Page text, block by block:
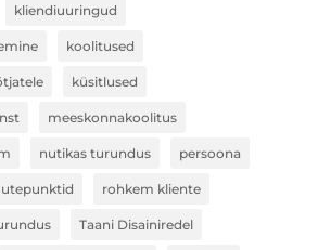
kliendiuuringud
koolitused
küsitlused
meeskonnakoolitus
nutikas turundus persoona
rohkem kliente
Taani Disainiredel